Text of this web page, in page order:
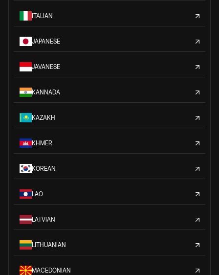
ITALIAN
JAPANESE
JAVANESE
KANNADA
KAZAKH
KHMER
KOREAN
LAO
LATVIAN
LITHUANIAN
MACEDONIAN